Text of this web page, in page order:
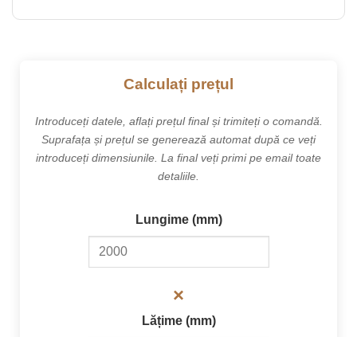
Calculați prețul
Introduceți datele, aflați prețul final și trimiteți o comandă.
Suprafața și prețul se generează automat după ce veți
introduceți dimensiunile. La final veți primi pe email toate
detaliile.
Lungime (mm)
×
Lățime (mm)